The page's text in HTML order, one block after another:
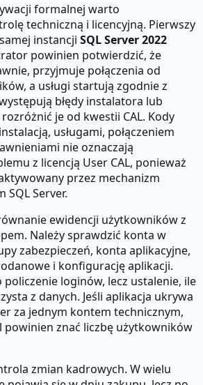
formalnej warto
techniczną i licencyjną. Pierwszy
instancji SQL Server 2022
powinien potwierdzić, że
przyjmuje połączenia od
a usługi startują zgodnie z
błędy instalatora lub
je od kwestii CAL. Kody
usługami, połączeniem
nie oznaczają
z licencją User CAL, ponieważ
przez mechanizm
SQL Server.
ewidencji użytkowników z
Należy sprawdzić konta w
zabezpieczeń, konta aplikacyjne,
i konfigurację aplikacji.
policzenie loginów, lecz ustalenie, ile
z danych. Jeśli aplikacja ukrywa
za jednym kontem technicznym,
znać liczbę użytkowników
zmian kadrowych. W wielu